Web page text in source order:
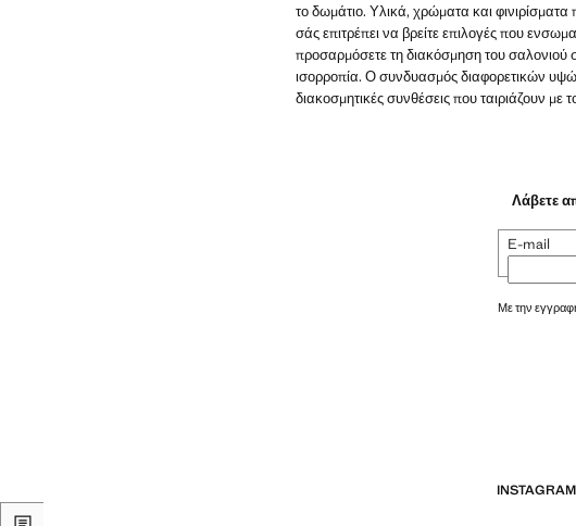
το δωμάτιο. Υλικά, χρώματα και
σάς επιτρέπει να βρείτε επιλογές που
προσαρμόσετε τη διακόσμηση του σαλονιού
ισορροπία. Ο συνδυασμός διαφορετικών
διακοσμητικές συνθέσεις που ταιριάζουν με
Λάβετε
E-mail
Με την εγγραφή
INSTAGRAM